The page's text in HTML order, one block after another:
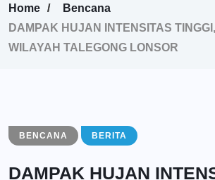
Home
Bencana
DAMPAK HUJAN INTENSITAS
WILAYAH TALEGONG LONSOR
BENCANA BERITA
DAMPAK HUJAN